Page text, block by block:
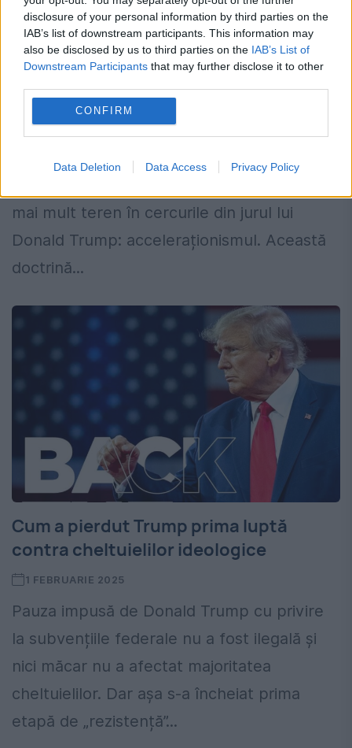
disclosure of your personal information by third parties on the
IAB’s list of downstream participants. This information may
also be disclosed by us to third parties on the IAB’s List of
Downstream Participants that may further disclose it to other
CONFIRM
Data Deletion Data Access Privacy Policy
lui Trump. Doctrina radicală care îi
ghidează pe apropiații președintelui
SUA
21 MARTIE 2025
În podcastul Vorbitorincii, moderat de
jurnalistul Cătălin Striblea, Mihnea Măruță a
mai mult teren în cercurile din jurul lui
Donald Trump: acceleraționismul. Această
doctrină...
Cum a pierdut Trump prima luptă
contra cheltuielilor ideologice
1 FEBRUARIE 2025
Pauza impusă de Donald Trump cu privire
la subvențiile federale nu a fost ilegală și
nici măcar nu a afectat majoritatea
cheltuielilor. Dar așa s-a încheiat prima
etapă de „rezistență”...